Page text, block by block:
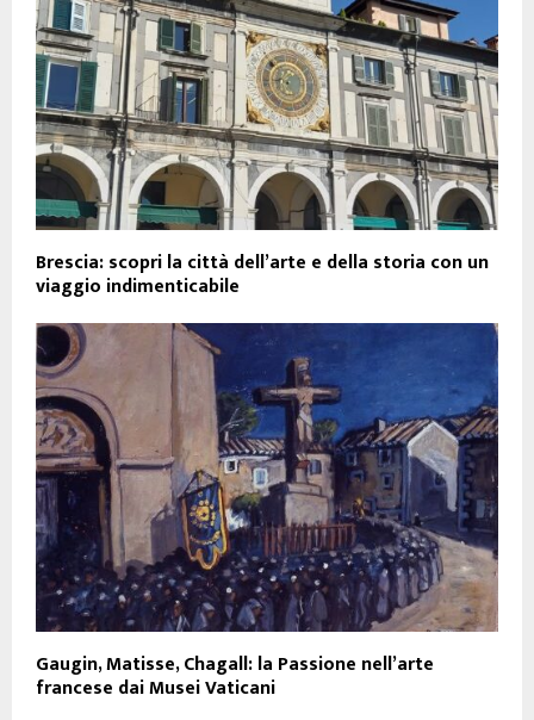
Brescia: scopri la città dell’arte e della storia con un
viaggio indimenticabile
Gaugin, Matisse, Chagall: la Passione nell’arte
francese dai Musei Vaticani